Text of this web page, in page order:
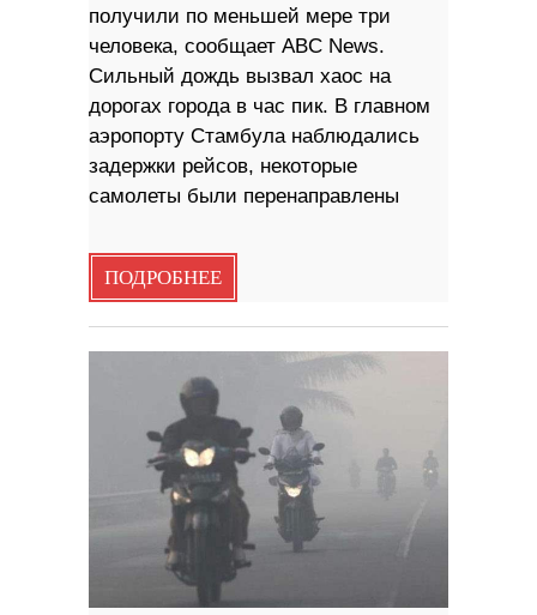
получили по меньшей мере три
человека, сообщает ABC News.
Сильный дождь вызвал хаос на
дорогах города в час пик. В главном
аэропорту Стамбула наблюдались
задержки рейсов, некоторые
самолеты были перенаправлены
ПОДРОБНЕЕ